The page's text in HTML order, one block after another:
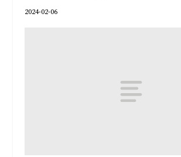
2024-02-06